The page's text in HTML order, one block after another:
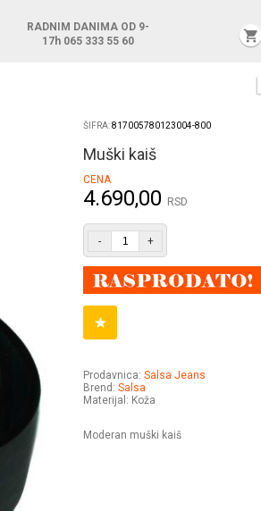
RADNIM DANIMA OD 9-
17h 065 333 55 60 shopping_cart
ŠIFRA:817005780123004-800
Muški kaiš
CENA
4.690,00 RSD
- +
Prodavnica: Salsa Jeans
Brend: Salsa
Materijal: Koža
Moderan muški kaiš